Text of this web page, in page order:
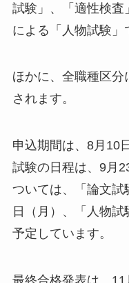
試験」、「適性検査
による「人物試験」
ほかに、全職種区
されます。
申込期間は、8月10
試験の日程は、9月
ついては、「論文試
日（月）、「人物
予定しています。